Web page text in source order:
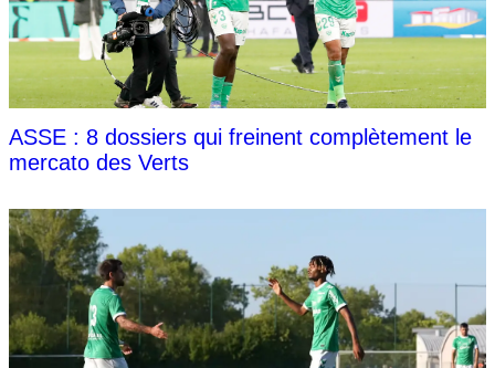
ASSE : 8 dossiers qui freinent complètement le
mercato des Verts